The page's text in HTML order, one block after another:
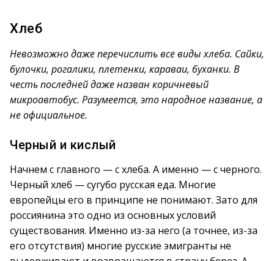
Хлеб
Невозможно даже перечислить все виды хлеба. Сайки,
булочки, рогалики, плетенки, караваи, буханки. В
честь последней даже назван коричневый
микроавтобус. Разумеется, это народное название, а
не официальное.
Черный и кислый
Начнем с главного — с хлеба. А именно — с черного.
Черный хлеб — сугубо русская еда. Многие
европейцы его в принципе не понимают. Зато для
россиянина это одно из основных условий
существования. Именно из-за него (а точнее, из-за
его отсутствия) многие русские эмигранты не